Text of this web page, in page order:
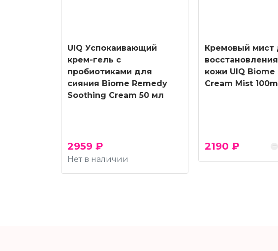
UIQ Успокаивающий
крем-гель с
пробиотиками для
сияния Biome Remedy
Soothing Cream 50 мл
2959 ₽
Нет в наличии
Кремовый мист
кожи UIQ Biome
Cream Mist
2190 ₽